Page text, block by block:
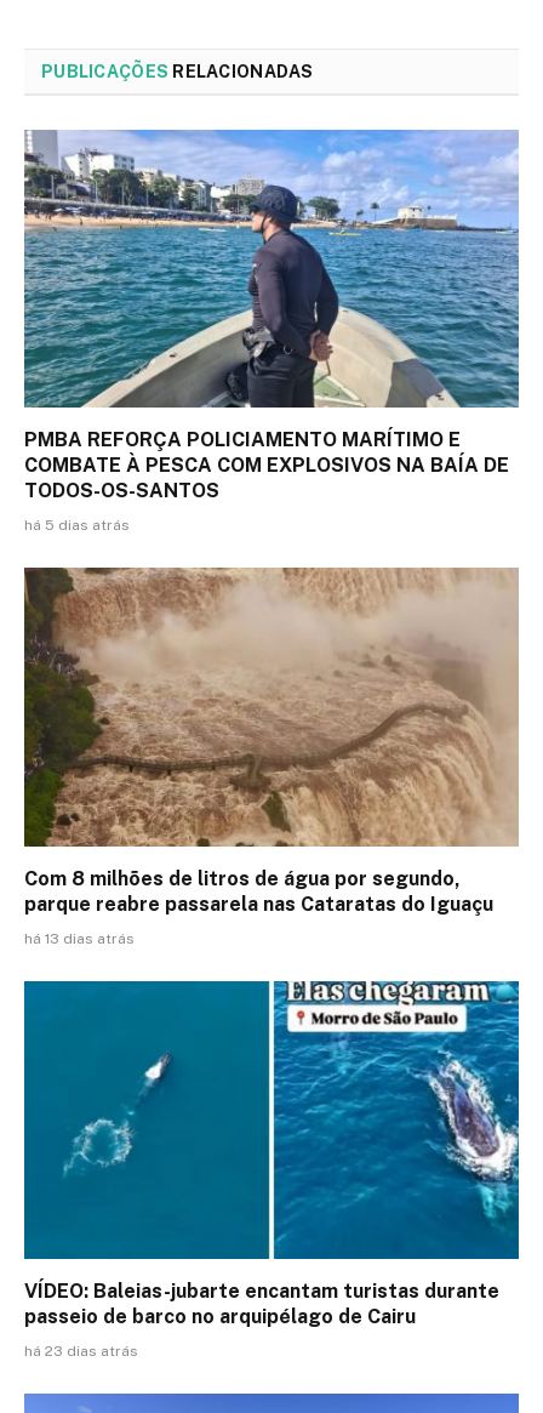
PUBLICAÇÕES RELACIONADAS
PMBA REFORÇA POLICIAMENTO MARÍTIMO E
COMBATE À PESCA COM EXPLOSIVOS NA BAÍA DE
TODOS-OS-SANTOS
há 5 dias atrás
Com 8 milhões de litros de água por segundo,
parque reabre passarela nas Cataratas do Iguaçu
há 13 dias atrás
VÍDEO: Baleias-jubarte encantam turistas durante
passeio de barco no arquipélago de Cairu
há 23 dias atrás